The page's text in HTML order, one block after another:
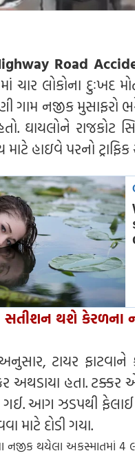
Road
ચાર લોકોના દુઃખદ
ગામ નજીક
ઘાયલોને રાજકોટ
માટે હાઇવે પરનો
સતીશન થશે કેરળના
ટાયર ફાટવાને
હતા. ટક્કર
ગઈ. આગ ઝડપથી ફેલાઈ
દોડી ગયા.
થયેલા અકસ્માતમાં 4